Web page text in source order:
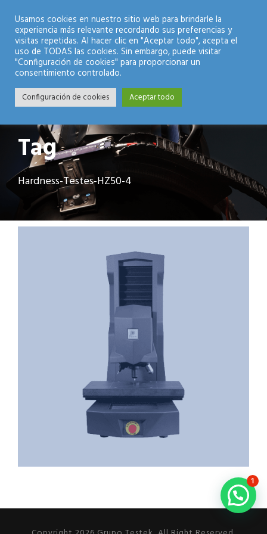
Modo Nocturno
Tag
Hardness-Testes-HZ50-4
Usamos cookies en nuestro sitio web para brindarle la
experiencia más relevante recordando sus preferencias y
visitas repetidas. Al hacer clic en "Aceptar todo", acepta el
uso de TODAS las cookies. Sin embargo, puede visitar
"Configuración de cookies" para proporcionar un
consentimiento controlado.
Configuración de cookies Aceptar todo
1